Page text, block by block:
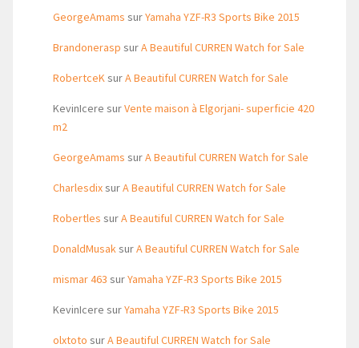
GeorgeAmams surYamaha YZF-R3 Sports Bike 2015
Brandonerasp surA Beautiful CURREN Watch for Sale
RobertceKsurA Beautiful CURREN Watch for Sale
KevinIcere surVente maison à Elgorjani- superficie 420
m2
GeorgeAmams surA Beautiful CURREN Watch for Sale
CharlesdixsurA Beautiful CURREN Watch for Sale
Robertles surA Beautiful CURREN Watch for Sale
DonaldMusaksurA Beautiful CURREN Watch for Sale
mismar 463 surYamaha YZF-R3 Sports Bike 2015
KevinIcere surYamaha YZF-R3 Sports Bike 2015
olxtoto surA Beautiful CURREN Watch for Sale